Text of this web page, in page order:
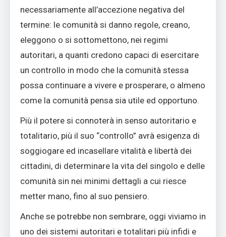
necessariamente all’accezione negativa del
termine: le comunità si danno regole, creano,
eleggono o si sottomettono, nei regimi
autoritari, a quanti credono capaci di esercitare
un controllo in modo che la comunità stessa
possa continuare a vivere e prosperare, o almeno
come la comunità pensa sia utile ed opportuno.
Più il potere si connoterà in senso autoritario e
totalitario, più il suo “controllo” avrà esigenza di
soggiogare ed incasellare vitalità e libertà dei
cittadini, di determinare la vita del singolo e delle
comunità sin nei minimi dettagli a cui riesce
metter mano, fino al suo pensiero.
Anche se potrebbe non sembrare, oggi viviamo in
uno dei sistemi autoritari e totalitari più infidi e